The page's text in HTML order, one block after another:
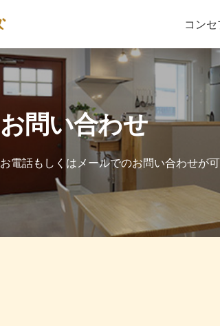
コンセ
お問い合わせ
お電話もしくはメールでのお問い合わせが可